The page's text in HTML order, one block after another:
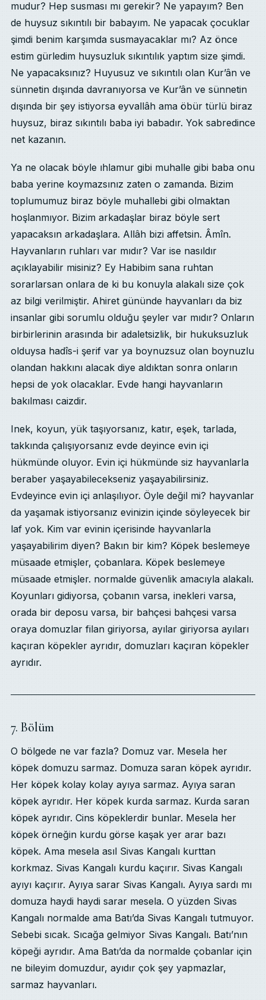
mudur? Hep susması mı gerekir? Ne yapayım? Ben
de huysuz sıkıntılı bir babayım. Ne yapacak çocuklar
şimdi benim karşımda susmayacaklar mı? Az önce
estim gürledim huysuzluk sıkıntılık yaptım size şimdi.
Ne yapacaksınız? Huyusuz ve sıkıntılı olan Kur’ân ve
sünnetin dışında davranıyorsa ve Kur’ân ve sünnetin
dışında bir şey istiyorsa eyvallâh ama öbür türlü biraz
huysuz, biraz sıkıntılı baba iyi babadır. Yok sabredince
net kazanın.
Ya ne olacak böyle ıhlamur gibi muhalle gibi baba onu
baba yerine koymazsınız zaten o zamanda. Bizim
toplumumuz biraz böyle muhallebi gibi olmaktan
hoşlanmıyor. Bizim arkadaşlar biraz böyle sert
yapacaksın arkadaşlara. Allâh bizi affetsin. Âmîn.
Hayvanların ruhları var mıdır? Var ise nasıldır
açıklayabilir misiniz? Ey Habibim sana ruhtan
sorarlarsan onlara de ki bu konuyla alakalı size çok
az bilgi verilmiştir. Ahiret gününde hayvanları da biz
insanlar gibi sorumlu olduğu şeyler var mıdır? Onların
birbirlerinin arasında bir adaletsizlik, bir hukuksuzluk
olduysa hadîs-i şerif var ya boynuzsuz olan boynuzlu
olandan hakkını alacak diye aldıktan sonra onların
hepsi de yok olacaklar. Evde hangi hayvanların
bakılması caizdir.
Inek, koyun, yük taşıyorsanız, katır, eşek, tarlada,
takkında çalışıyorsanız evde deyince evin içi
hükmünde oluyor. Evin içi hükmünde siz hayvanlarla
beraber yaşayabilecekseniz yaşayabilirsiniz.
Evdeyince evin içi anlaşılıyor. Öyle değil mi? hayvanlar
da yaşamak istiyorsanız evinizin içinde söyleyecek bir
laf yok. Kim var evinin içerisinde hayvanlarla
yaşayabilirim diyen? Bakın bir kim? Köpek beslemeye
müsaade etmişler, çobanlara. Köpek beslemeye
müsaade etmişler. normalde güvenlik amacıyla alakalı.
Koyunları gidiyorsa, çobanın varsa, inekleri varsa,
orada bir deposu varsa, bir bahçesi bahçesi varsa
oraya domuzlar filan giriyorsa, ayılar giriyorsa ayıları
kaçıran köpekler ayrıdır, domuzları kaçıran köpekler
ayrıdır.
7. Bölüm
O bölgede ne var fazla? Domuz var. Mesela her
köpek domuzu sarmaz. Domuza saran köpek ayrıdır.
Her köpek kolay kolay ayıya sarmaz. Ayıya saran
köpek ayrıdır. Her köpek kurda sarmaz. Kurda saran
köpek ayrıdır. Cins köpeklerdir bunlar. Mesela her
köpek örneğin kurdu görse kaşak yer arar bazı
köpek. Ama mesela asıl Sivas Kangalı kurttan
korkmaz. Sivas Kangalı kurdu kaçırır. Sivas Kangalı
ayıyı kaçırır. Ayıya sarar Sivas Kangalı. Ayıya sardı mı
domuza haydi haydi sarar mesela. O yüzden Sivas
Kangalı normalde ama Batı’da Sivas Kangalı tutmuyor.
Sebebi sıcak. Sıcağa gelmiyor Sivas Kangalı. Batı’nın
köpeği ayrıdır. Ama Batı’da da normalde çobanlar için
ne bileyim domuzdur, ayıdır çok şey yapmazlar,
sarmaz hayvanları.